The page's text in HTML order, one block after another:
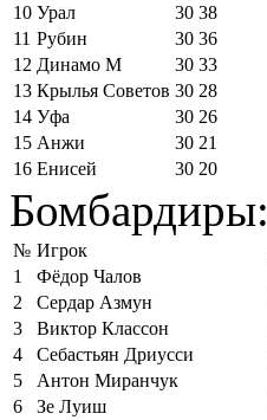
10 Урал 30 38
11 Рубин 30 36
12 Динамо М 30 33
13 Крылья Советов 30 28
14 Уфа 30 26
15 Анжи 30 21
16 Енисей 30 20
Бомбардиры:
№ Игрок
1
Фёдор Чалов
2
Сердар Азмун
3
Виктор Классон
4
Себастьян Дриусси
5
Антон Миранчук
6
Зе Луиш